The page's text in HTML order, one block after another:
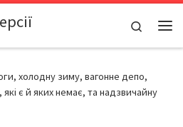
Search
холодну зиму, вагонне депо,
які є й яких немає, та надзвичайну